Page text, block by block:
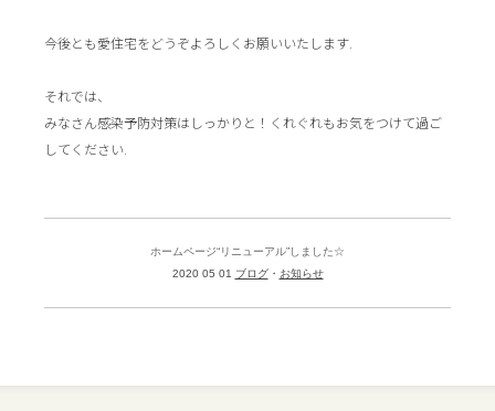
今後とも愛住宅をどうぞよろしくお願いいたします.
それでは、
みなさん感染予防対策はしっかりと！くれぐれもお気をつけて過ご
してください.
ホームページ“リニューアル”しました☆
2020 05 01 ブログ お知らせ